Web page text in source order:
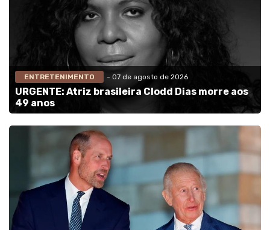
ENTRETENIMENTO - 07 de agosto de 2026
URGENTE: Atriz brasileira Clodd Dias morre aos
49 anos